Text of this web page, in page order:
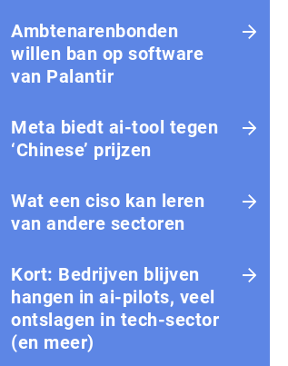
Ambtenarenbonden
willen ban op software
van Palantir
Meta biedt ai-tool tegen
‘Chinese’ prijzen
Wat een ciso kan leren
van andere sectoren
Kort: Bedrijven blijven
hangen in ai-pilots, veel
ontslagen in tech-sector
(en meer)